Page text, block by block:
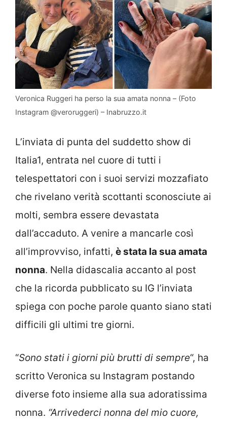
Veronica Ruggeri ha perso la sua amata nonna – (Foto
Instagram @veroruggeri) – Inabruzzo.it
L’inviata di punta del suddetto show di
Italia1, entrata nel cuore di tutti i
telespettatori con i suoi servizi mozzafiato
che rivelano verità scottanti sconosciute ai
molti, sembra essere devastata
dall’accaduto. A venire a mancarle così
all’improvviso, infatti, è stata la sua amata
nonna. Nella didascalia accanto al post
che la ricorda pubblicato su IG l’inviata
spiega con poche parole quanto siano stati
difficili gli ultimi tre giorni.
“Sono stati i giorni più brutti di sempre“, ha
scritto Veronica su Instagram postando
diverse foto insieme alla sua adoratissima
nonna. “Arrivederci nonna del mio cuore,